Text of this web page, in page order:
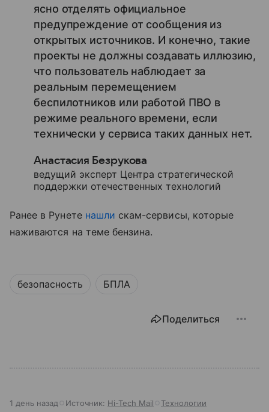
ясно отделять официальное
предупреждение от сообщения из
открытых источников. И конечно, такие
проекты не должны создавать иллюзию,
что пользователь наблюдает за
реальным перемещением
беспилотников или работой ПВО в
режиме реального времени, если
технически у сервиса таких данных нет.
Анастасия Безрукова
ведущий эксперт Центра стратегической
поддержки отечественных технологий
Ранее в Рунете нашли скам-сервисы, которые
наживаются на теме бензина.
безопасность БПЛА
Поделиться
1 день назад Источник: Hi-Tech Mail Технологии